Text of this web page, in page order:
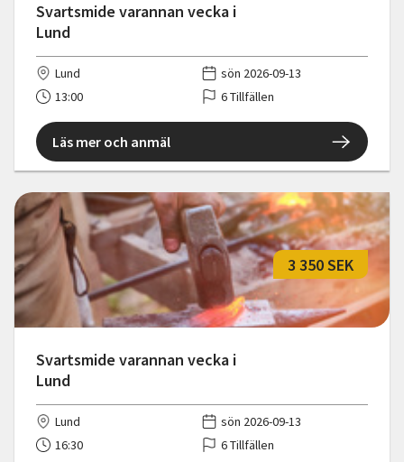
Svartsmide varannan vecka i
Lund
Lund
sön 2026-09-13
13:00
6 Tillfällen
Läs mer och anmäl
Svartsmide varannan vecka i
Lund
3 350 SEK
Lund
sön 2026-09-13
16:30
6 Tillfällen